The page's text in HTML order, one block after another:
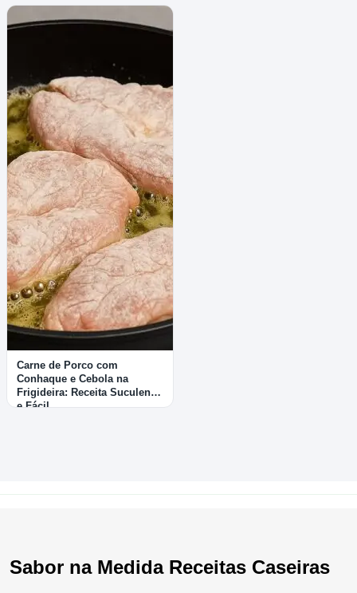
Carne de Porco com
Conhaque e Cebola na
Frigideira: Receita Suculenta
e Fácil
Sabor na Medida Receitas Caseiras